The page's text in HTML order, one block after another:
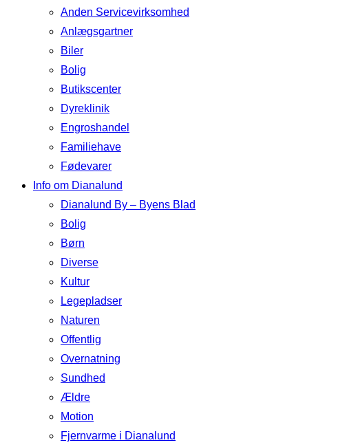
Anden Servicevirksomhed
Anlægsgartner
Biler
Bolig
Butikscenter
Dyreklinik
Engroshandel
Familiehave
Fødevarer
Info om Dianalund
Dianalund By – Byens Blad
Bolig
Børn
Diverse
Kultur
Legepladser
Naturen
Offentlig
Overnatning
Sundhed
Ældre
Motion
Fjernvarme i Dianalund